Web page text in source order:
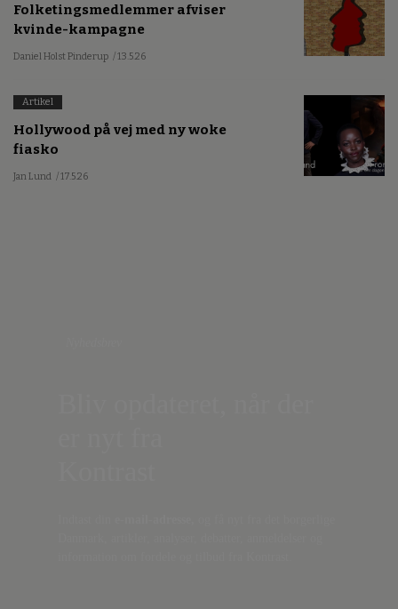
Folketingsmedlemmer afviser
kvinde-kampagne
Daniel Holst Pinderup / 13.5.26
Artikel
Hollywood på vej med ny woke
fiasko
Jan Lund / 17.5.26